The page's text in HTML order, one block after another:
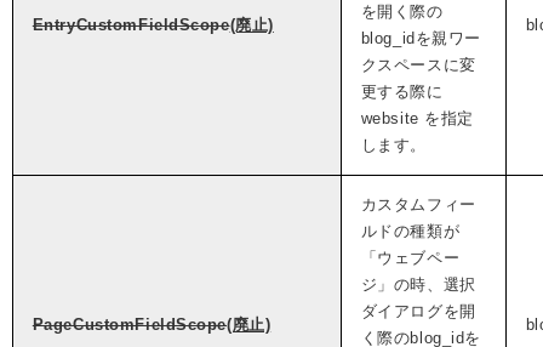
EntryCustomFieldScope(廃止)
を開く際の
blog_idを親ワー
クスペースに変
更する際に
website を指定
します。
PageCustomFieldScope(廃止)
カスタムフィー
ルドの種類が
「ウェブペー
ジ」の時、選択
ダイアログを開
く際のblog_idを